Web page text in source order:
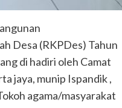
Desa (RKPDes) Tahun
di hadiri oleh Camat
jaya, munip Ispandik ,
agama/masyarakat